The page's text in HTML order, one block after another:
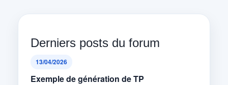
Derniers posts du forum
13/04/2026
Exemple de génération de TP